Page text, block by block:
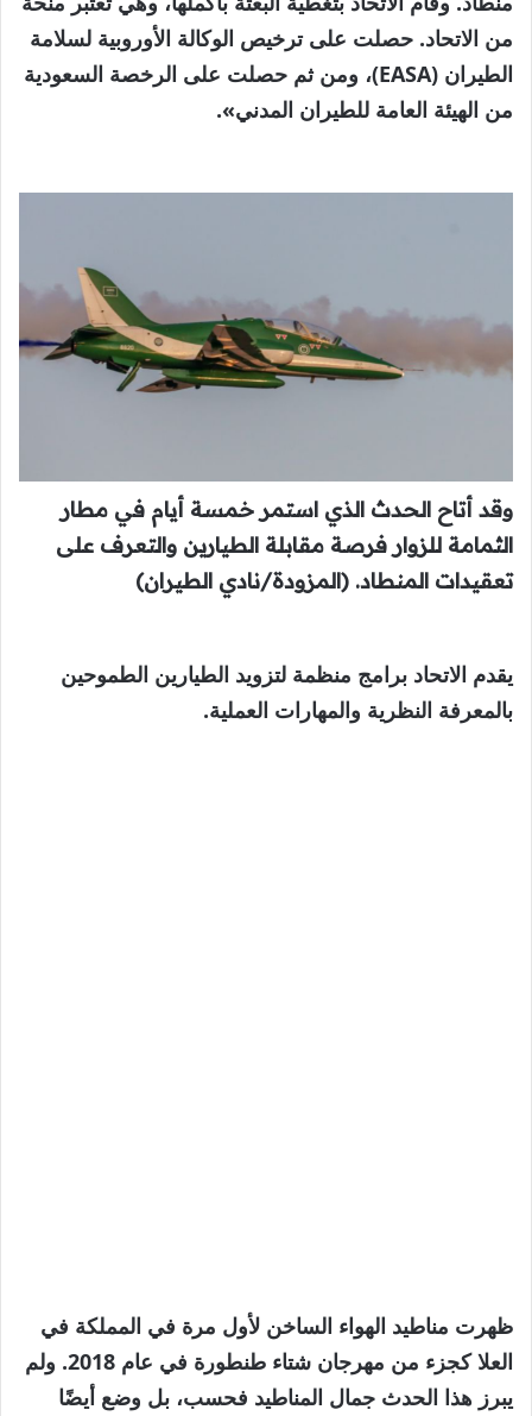
من الاتحاد. حصلت على ترخيص الوكالة الأوروبية لسلامة
الطيران (EASA)، ومن ثم حصلت على الرخصة السعودية
من الهيئة العامة للطيران المدني».
وقد أتاح الحدث الذي استمر خمسة أيام في مطار
الثمامة للزوار فرصة مقابلة الطيارين والتعرف على
تعقيدات المنطاد. (المزودة/نادي الطيران)
يقدم الاتحاد برامج منظمة لتزويد الطيارين الطموحين
بالمعرفة النظرية والمهارات العملية.
ظهرت مناطيد الهواء الساخن لأول مرة في المملكة في
العلا كجزء من مهرجان شتاء طنطورة في عام 2018. ولم
يبرز هذا الحدث جمال المناطيد فحسب، بل وضع أيضًا